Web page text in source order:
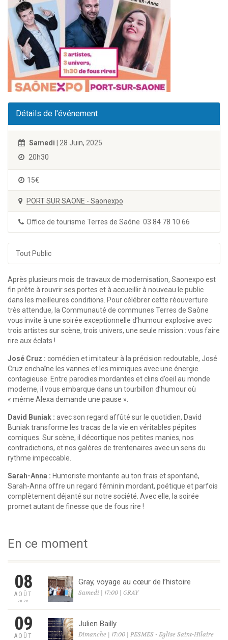
Détails de l'événement
Samedi | 28 Juin, 2025
20h30
15€
PORT SUR SAONE - Saonexpo
Office de tourisme Terres de Saône 03 84 78 10 66
Tout Public
Après plusieurs mois de travaux de modernisation, Saonexpo est
fin prête à rouvrir ses portes et à accueillir à nouveau le public
dans les meilleures conditions. Pour célébrer cette réouverture
très attendue, la Communauté de communes Terres de Saône
vous invite à une soirée exceptionnelle d’humour explosive avec
trois artistes sur scène, trois univers, une seule mission : vous faire
rire aux éclats !
José Cruz : comédien et imitateur à la précision redoutable, José
Cruz enchaîne les vannes et les mimiques avec une énergie
contagieuse. Entre parodies mordantes et clins d’oeil au monde
moderne, il vous embarque dans un tourbillon d’humour où
« même Alexa demande une pause ».
David Buniak : avec son regard affûté sur le quotidien, David
Buniak transforme les tracas de la vie en véritables pépites
comiques. Sur scène, il décortique nos petites manies, nos
contradictions, et nos galères de trentenaires avec un sens du
rythme impeccable.
Sarah-Anna : Humoriste montante au ton frais et spontané,
Sarah-Anna offre un regard féminin mordant, poétique et parfois
complètement déjanté sur notre société. Avec elle, la soirée
promet autant de finesse que de fous rire !
En ce moment
08
AOÛT
2026
Gray, voyage au cœur de l’histoire
Samedi | 17:00 | GRAY
09
AOÛT
Julien Bailly
Dimanche | 17:00 | PESMES - Eglise Saint-Hilaire